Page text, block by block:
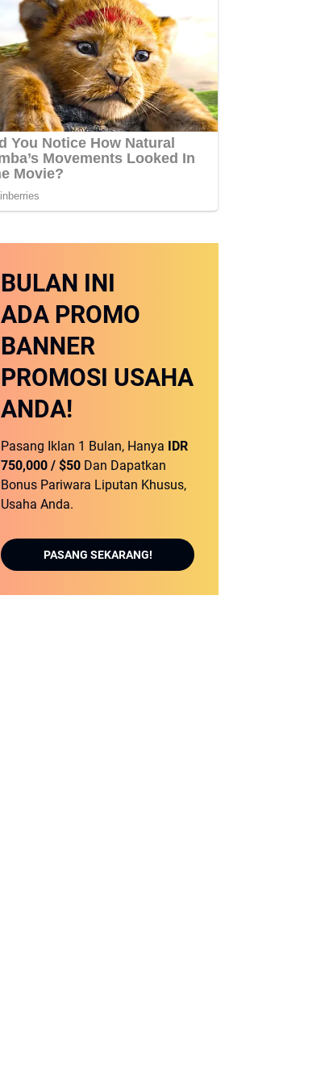
BULAN INI
ADA PROMO
BANNER
PROMOSI USAHA
ANDA!
Pasang Iklan 1 Bulan, Hanya
IDR
750,000 / $50 Dan Dapatkan
Bonus Pariwara Liputan Khusus,
Usaha Anda.
PASANG SEKARANG!